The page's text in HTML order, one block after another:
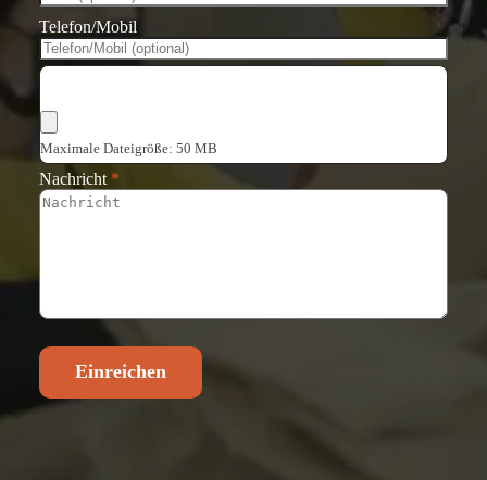
Telefon/Mobil
Maximale Dateigröße: 50 MB
Nachricht *
Einreichen